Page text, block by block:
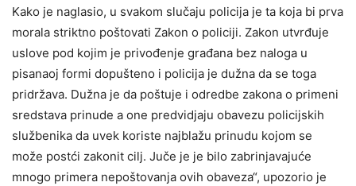
Kako je naglasio, u svakom slučaju policija je ta koja bi prva
morala striktno poštovati Zakon o policiji. Zakon utvrđuje
uslove pod kojim je privođenje građana bez naloga u
pisanaoj formi dopušteno i policija je dužna da se toga
pridržava. Dužna je da poštuje i odredbe zakona o primeni
sredstava prinude a one predvidjaju obavezu policijskih
službenika da uvek koriste najblažu prinudu kojom se
može postći zakonit cilj. Juče je je bilo zabrinjavajuće
mnogo primera nepoštovanja ovih obaveza“, upozorio je